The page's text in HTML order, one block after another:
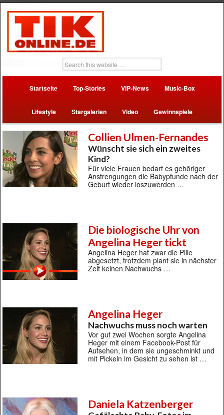
Startseite Top-Stories VIP-News Music-Box
Lifestyle Stargalerien Video Gewinnspiele
Collien Ulmen-Fernandes
Wünscht sie sich ein zweites
Kind?
Für viele Frauen bedarf es gehöriger
Anstrengungen die Babypfunde nach der
Geburt wieder loszuwerden …
Die biologische Uhr von
Angelina Heger tickt
Angelina Heger hat zwar die Pille
abgesetzt, trotzdem plant sie in nächster
Zeit keinen Nachwuchs …
Angelina Heger
Nachwuchs muss noch warten
Vor gut zwei Wochen sorgte Angelina
Heger mit einem Facebook-Post für
Aufsehen, in dem sie ungeschminkt und
mit Pickeln im Gesicht zu sehen ist …
Daniela Katzenberger